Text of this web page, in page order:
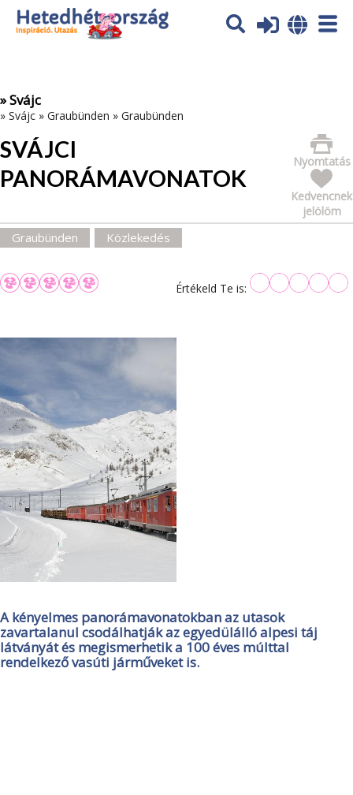
Az oldal sütiket (cookies) használ. További tájékoztatás itt:
Adatvédelmi tájékoztató
» Svájc
» Svájc » Graubünden » Graubünden
SVÁJCI
PANORÁMAVONATOK
Nyomtatás
Kedvencnek
jelölöm
Graubünden Közlekedés
Értékeld Te is:
A kényelmes panorámavonatokban az utasok
zavartalanul csodálhatják az egyedülálló alpesi táj
látványát és megismerhetik a 100 éves múlttal
rendelkező vasúti járműveket is.